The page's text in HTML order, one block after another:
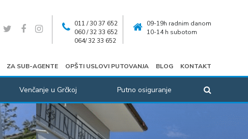
011 / 30 37 652
060 / 32 33 652
064/ 32 33 652
09-19h radnim danom
10-14 h subotom
ZA SUB-AGENTE OPŠTI USLOVI PUTOVANJA BLOG KONTAKT
Venčanje u Grčkoj Putno osiguranje